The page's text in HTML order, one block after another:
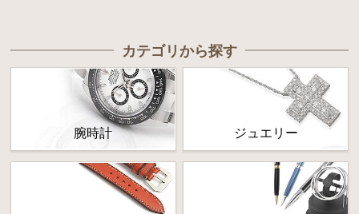
カテゴリから探す
腕時計 ジュエリー